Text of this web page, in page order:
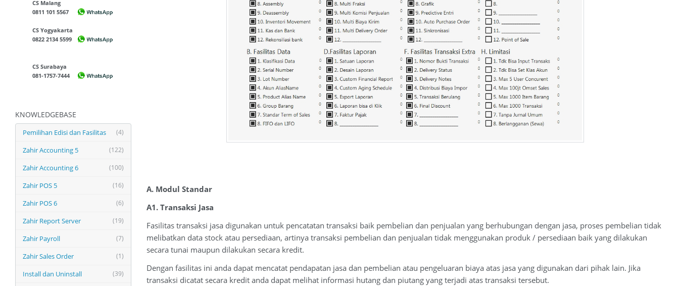
CS Malang
0811 101 5567
CS Yogyakarta
0822 2134 5599
CS Surabaya
081-1757-7444
KNOWLEDGEBASE
(4)
Pemilihan Edisi dan Fasilitas
(122)
Zahir Accounting 5
(100)
Zahir Accounting 6
(16)
Zahir POS 5
(6)
Zahir POS 6
(19)
Zahir Report Server
(7)
Zahir Payroll
(1)
Zahir Sales Order
(39)
Install dan Uninstall
A. Modul Standar
A1. Transaksi Jasa
Fasilitas transaksi jasa digunakan untuk pencatatan transaksi baik pembelian dan penjualan yang berhubungan dengan jasa, proses pembelian tidak
melibatkan data stock atau persediaan, artinya transaksi pembelian dan penjualan tidak menggunakan produk / persediaan baik yang dilakukan
secara tunai maupun dilakukan secara kredit.
Dengan fasilitas ini anda dapat mencatat pendapatan jasa dan pembelian atau pengeluaran biaya atas jasa yang digunakan dari pihak lain. Jika
transaksi dicatat secara kredit anda dapat melihat informasi hutang dan piutang yang terjadi atas transaksi tersebut.